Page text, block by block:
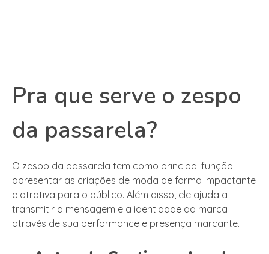
Pra que serve o zespo
da passarela?
O zespo da passarela tem como principal função
apresentar as criações de moda de forma impactante
e atrativa para o público. Além disso, ele ajuda a
transmitir a mensagem e a identidade da marca
através de sua performance e presença marcante.